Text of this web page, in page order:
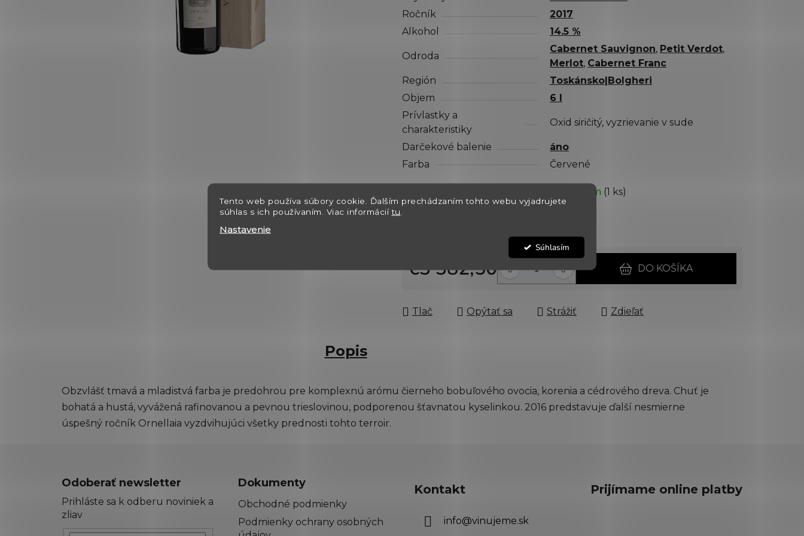
Tento web používa súbory cookie. Ďalším prechádzaním tohto webu vyjadrujete
súhlas s ich používaním. Viac informáciítu
Nastavenie
Súhlasím
hviezdičiek.
Ročník
2017
Alkohol
14.5 %
Odroda
Cabernet Sauvignon, Petit Verdot,
Merlot, Cabernet Franc
Región
Toskánsko|Bolgheri
Objem
6 l
Prívlastky a
charakteristiky
Oxid siričitý, vyzrievanie v sude
Darčekové balenie
áno
Farba
Červené
✅ Skladom (1 ks)
Môžeme doručiť do:
10.8.2026
€3 382,50 DO KOŠÍKA
Tlač Opýtať sa Strážiť Zdieľať
Popis
Obzvlášť tmavá a mladistvá farba je predohrou pre komplexnú arómu čierneho bobuľového ovocia, korenia a cédrového dreva. Chuť je
bohatá a hustá, vyvážená rafinovanou a pevnou trieslovinou, podporenou šťavnatou kyselinkou. 2016 predstavuje ďalší nesmierne
úspešný ročník Ornellaia vyzdvihujúci všetky prednosti tohto terroir.
Odoberať newsletter
Prihláste sa k odberu noviniek a
zliav
Dokumenty
Obchodné podmienky
Podmienky ochrany osobných
Kontakt
info@vinujeme.sk
Prijímame online platby